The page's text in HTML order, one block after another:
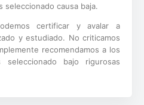
seleccionado causa baja.
certificar y avalar a
y estudiado. No criticamos
recomendamos a los
seleccionado bajo rigurosas